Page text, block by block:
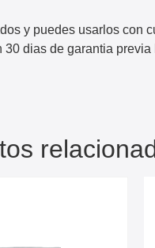
y puedes usarlos con
30 dias de garantia previa